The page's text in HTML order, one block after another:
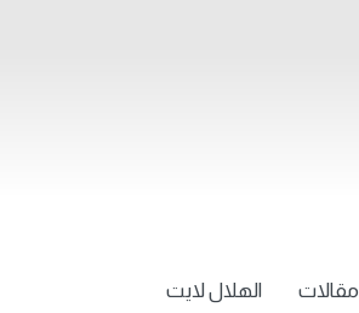
مقالات الهلال لايت